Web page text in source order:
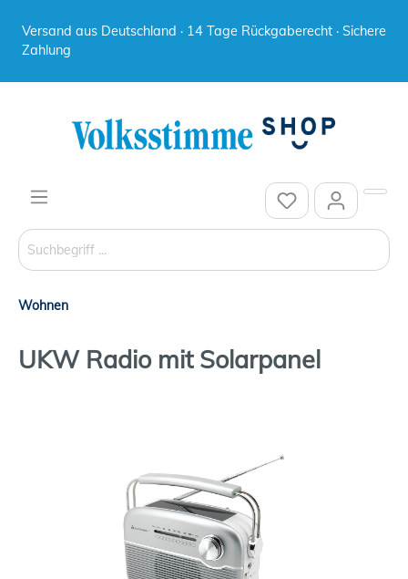
Versand aus Deutschland · 14 Tage Rückgaberecht · Sichere
Zahlung
Wohnen
UKW Radio mit Solarpanel